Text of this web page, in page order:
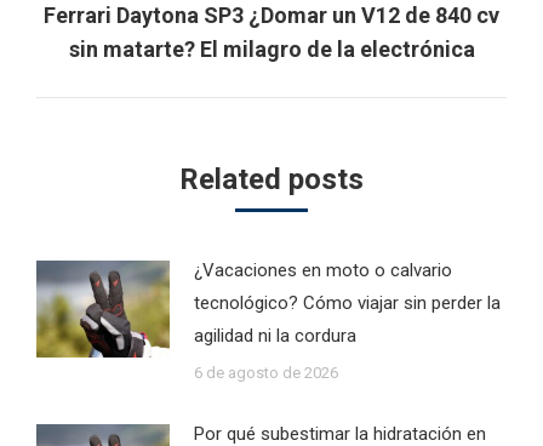
Next
post:
Ferrari Daytona SP3 ¿Domar un V12 de 840 cv
sin matarte? El milagro de la electrónica
Related posts
¿Vacaciones en moto o calvario
tecnológico? Cómo viajar sin perder la
agilidad ni la cordura
6 de agosto de 2026
Por qué subestimar la hidratación en